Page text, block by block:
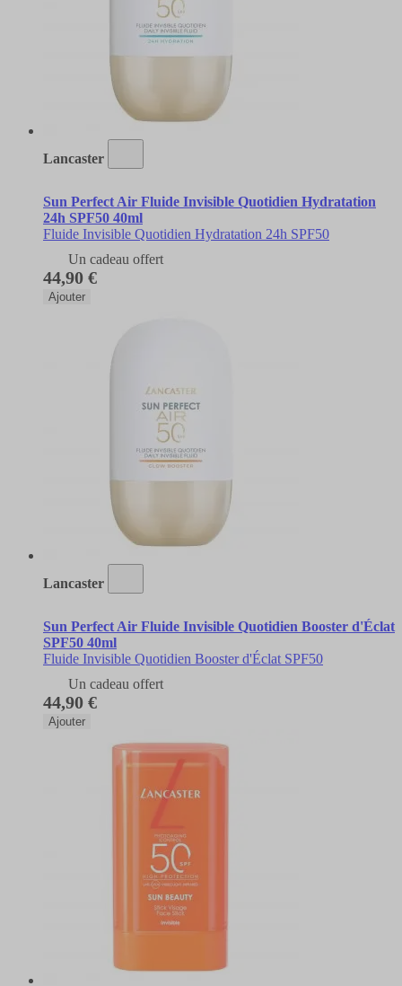
Lancaster
Sun Perfect Air Fluide Invisible Quotidien Hydratation
24h SPF50 40ml
Fluide Invisible Quotidien Hydratation 24h SPF50
Un cadeau offert
44,90 €
Ajouter
Lancaster
Sun Perfect Air Fluide Invisible Quotidien Booster d'Éclat
SPF50 40ml
Fluide Invisible Quotidien Booster d'Éclat SPF50
Un cadeau offert
44,90 €
Ajouter